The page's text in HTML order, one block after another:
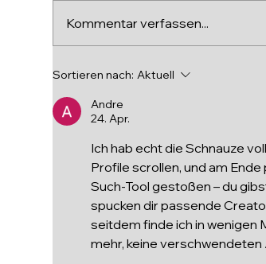
Kommentar verfassen...
Sortieren nach: Aktuell
Andre
24. Apr.
Ich hab echt die Schnauze
Profile scrollen, und am Ende
Such-Tool gestoßen – du
spucken dir passende
seitdem finde ich in wenigen
mehr, keine